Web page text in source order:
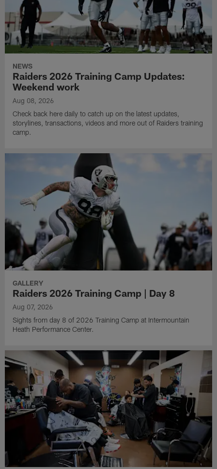
NEWS
Raiders 2026 Training Camp Updates:
Weekend work
Aug 08, 2026
Check back here daily to catch up on the latest updates,
storylines, transactions, videos and more out of Raiders training
camp.
GALLERY
Raiders 2026 Training Camp | Day 8
Aug 07, 2026
Sights from day 8 of 2026 Training Camp at Intermountain
Heath Performance Center.